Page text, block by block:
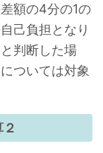
額の4分の1の
己負担となり
判断した場
ついては対象